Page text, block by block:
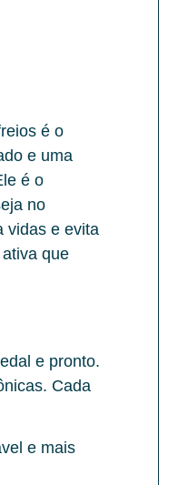
é o
e uma
é o
no
vidas e evita
que
e pronto.
Cada
e mais